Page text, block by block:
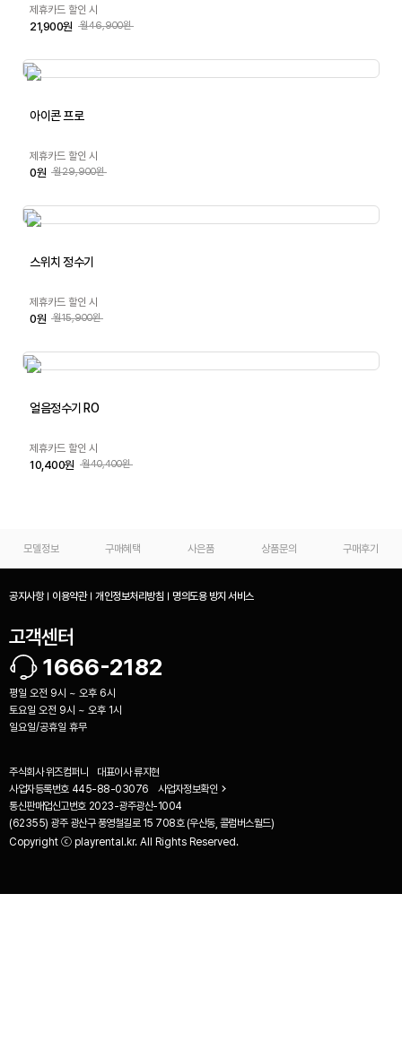
제휴카드 할인 시
21,900원 월46,900원
아이콘 프로
제휴카드 할인 시
0원 월29,900원
스위치 정수기
제휴카드 할인 시
0원 월15,900원
얼음정수기 RO
제휴카드 할인 시
10,400원 월40,400원
모델정보 구매혜택 사은품 상품문의 구매후기
공지사항 이용약관 개인정보처리방침 명의도용 방지 서비스
고객센터
1666-2182
평일 오전 9시 ~ 오후 6시
토요일 오전 9시 ~ 오후 1시
일요일/공휴일 휴무
주식회사 위즈컴퍼니 대표이사 류지현
사업자등록번호 445-88-03076
사업자정보확인
통신판매업신고번호 2023-광주광산-1004
(62355) 광주 광산구 풍영철길로 15 708호 (우산동, 콜럼버스월드)
Copyright ⓒ playrental.kr. All Rights Reserved.